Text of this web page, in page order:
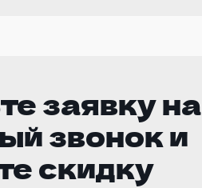
заявку на
звонок и
скидку